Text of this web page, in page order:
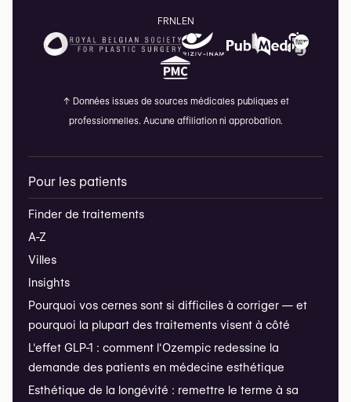
FRNLEN
↑ Données issues de sources médicales publiques et
professionnelles. Aucune affiliation ni approbation.
Pour les patients
Finder de traitements
A-Z
Villes
Insights
Pourquoi vos cernes sont si difficiles à corriger — et
pourquoi la plupart des traitements visent à côté
L'effet GLP-1 : comment l'Ozempic redessine la
demande des patients en médecine esthétique
Esthétique de la longévité : remettre le terme à sa